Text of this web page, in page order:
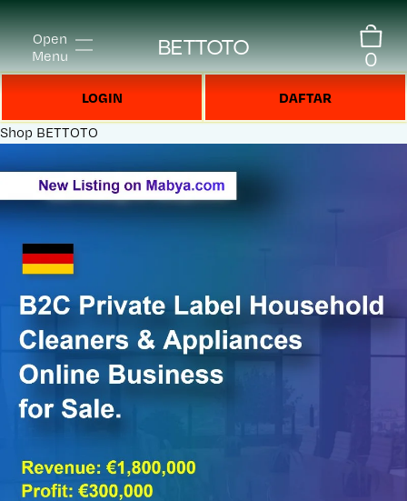
Open
Menu
BETTOTO 0
LOGIN DAFTAR
Shop BETTOTO